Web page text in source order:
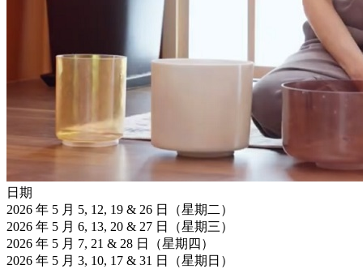
日期
2026 年 5 月 5, 12, 19 & 26 日（星期二）
2026 年 5 月 6, 13, 20 & 27 日（星期三）
2026 年 5 月 7, 21 & 28 日（星期四）
2026 年 5 月 3, 10, 17 & 31 日（星期日）